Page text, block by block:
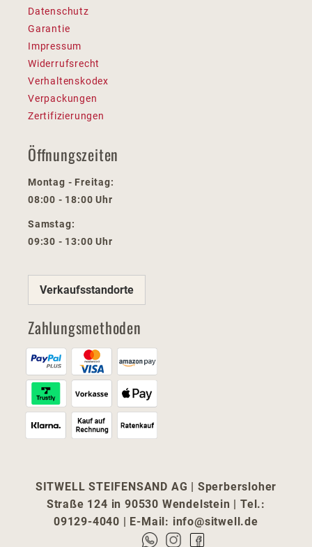
Datenschutz
Garantie
Impressum
Widerrufsrecht
Verhaltenskodex
Verpackungen
Zertifizierungen
Öffnungszeiten
Montag - Freitag:
08:00 - 18:00 Uhr
Samstag:
09:30 - 13:00 Uhr
Verkaufsstandorte
Zahlungsmethoden
SITWELL STEIFENSAND AG | Sperbersloher
Straße 124 in 90530 Wendelstein | Tel.:
09129-4040 | E-Mail: info@sitwell.de